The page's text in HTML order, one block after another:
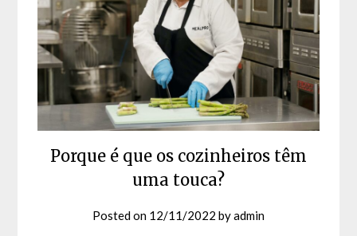
Porque é que os cozinheiros têm
uma touca?
Posted on 12/11/2022 byadmin